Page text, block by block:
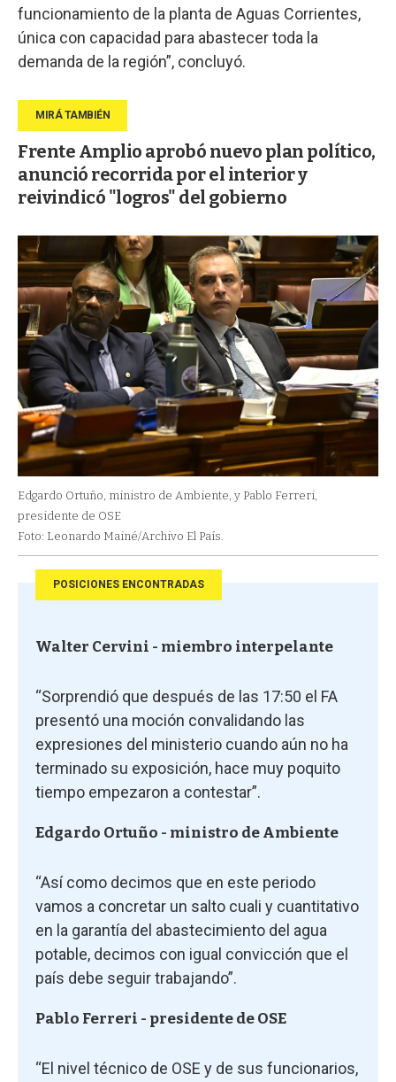
funcionamiento de la planta de Aguas Corrientes,
única con capacidad para abastecer toda la
demanda de la región”, concluyó.
Frente Amplio aprobó nuevo plan político,
anunció recorrida por el interior y
reivindicó "logros" del gobierno
Edgardo Ortuño, ministro de Ambiente, y Pablo Ferreri,
presidente de OSE
Foto: Leonardo Mainé/Archivo El País.
POSICIONES ENCONTRADAS
Walter Cervini - miembro interpelante
“Sorprendió que después de las 17:50 el FA
presentó una moción convalidando las
expresiones del ministerio cuando aún no ha
terminado su exposición, hace muy poquito
tiempo empezaron a contestar”.
Edgardo Ortuño - ministro de Ambiente
“Así como decimos que en este periodo
vamos a concretar un salto cuali y cuantitativo
en la garantía del abastecimiento del agua
potable, decimos con igual convicción que el
país debe seguir trabajando”.
Pablo Ferreri - presidente de OSE
“El nivel técnico de OSE y de sus funcionarios,